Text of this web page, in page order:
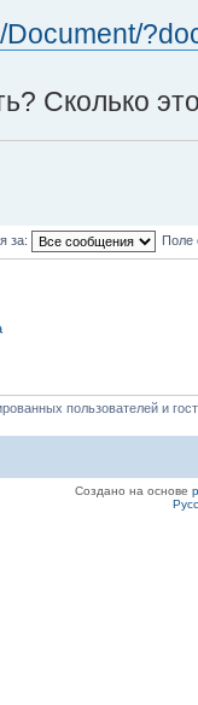
Сколько
за: Поле
пользователей и
Создано на основе